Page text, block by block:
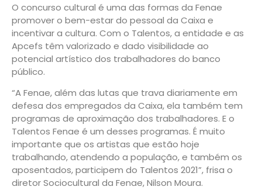
O concurso cultural é uma das formas da Fenae
promover o bem-estar do pessoal da Caixa e
incentivar a cultura. Com o Talentos, a entidade e as
Apcefs têm valorizado e dado visibilidade ao
potencial artístico dos trabalhadores do banco
público.
“A Fenae, além das lutas que trava diariamente em
defesa dos empregados da Caixa, ela também tem
programas de aproximação dos trabalhadores. E o
Talentos Fenae é um desses programas. É muito
importante que os artistas que estão hoje
trabalhando, atendendo a população, e também os
aposentados, participem do Talentos 2021”, frisa o
diretor Sociocultural da Fenae, Nilson Moura.